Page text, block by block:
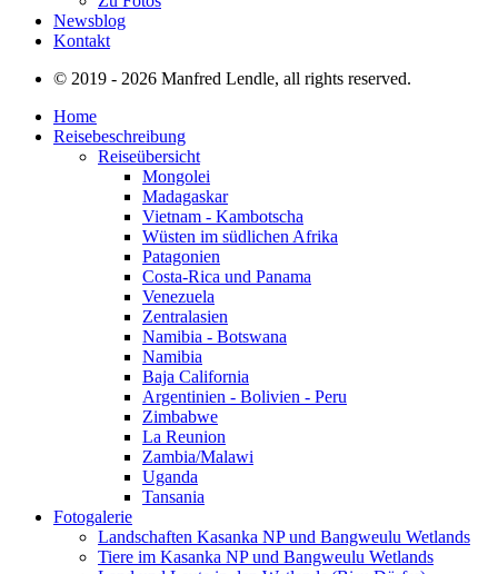
Namibia - Botswana
Argentinien - Bolivien - Peru
Zimbabwe
La Reunion
Zambia/Malawi
Uganda
Tansania
Fotogalerie
Landschaften Kasanka NP und Bangweulu Wetlands
Tiere im Kasanka NP und Bangweulu Wetlands
Land und Leute in den Wetlands (Bisu Dörfer)
Unterwegs im Kasanka NP und Bangweulu Wetlands
Landschaft der Mutinondo Wilderness
Pflanzenwelt in der Mutinondo Wilderness
Unterwegs in der Mutinondo Wilderness
Landschaften Nord Luangwa Nationalpark
Tiere im Nord Luangwa Nationalpark
Landschaften South Luangwa Nationalparks
Tiere im South Luangwa Nationalpark
Land und Leute im Luangwa Tal
Unterwegs im Luangwa Tal
Landschaften Lower Zambezi Nationalpark
Tiere im Lower Zambezi Nationalpark